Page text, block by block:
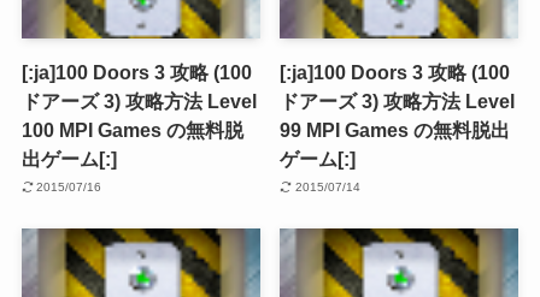
[:ja]100 Doors 3 攻略 (100
ドアーズ 3) 攻略方法 Level
100 MPI Games の無料脱
出ゲーム[:]
2015/07/16
[:ja]100 Doors 3 攻略 (100
ドアーズ 3) 攻略方法 Level
99 MPI Games の無料脱出
ゲーム[:]
2015/07/14